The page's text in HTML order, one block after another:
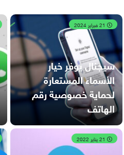
سيجنال يوفر خيار
الأسماء المستعارة
لحماية خصوصية رقم
الهاتف